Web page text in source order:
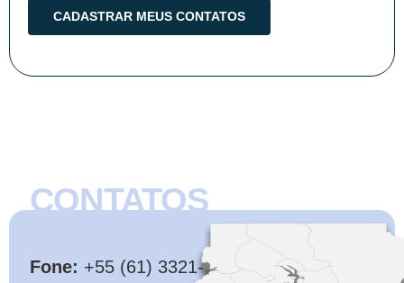
CONTATOS
Fone: +55 (61) 3321-